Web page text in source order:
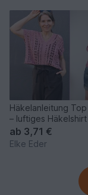
Häkelanleitung Top
– luftiges Häkelshirt
Mustermix
ab 3,71 €
Elke Eder